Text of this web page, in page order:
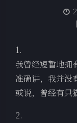
1.
我曾经短暂地拥
准确讲，我并没
或说，曾经有只
2.